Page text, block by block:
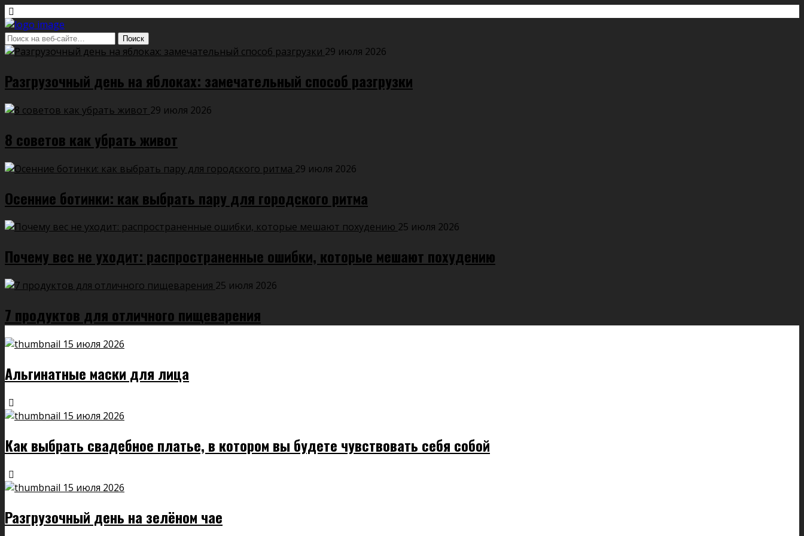
29 июля 2026
Разгрузочный день на яблоках: замечательный способ разгрузки
29 июля 2026
8 советов как убрать живот
29 июля 2026
Осенние ботинки: как выбрать пару для городского ритма
25 июля 2026
Почему вес не уходит: распространенные ошибки, которые мешают похудению
25 июля 2026
7 продуктов для отличного пищеварения
15 июля 2026
Альгинатные маски для лица
15 июля 2026
Как выбрать свадебное платье, в котором вы будете чувствовать себя собой
15 июля 2026
Разгрузочный день на зелёном чае